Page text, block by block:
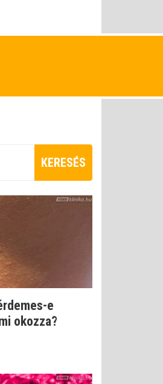
KERESÉS
e
okozza?